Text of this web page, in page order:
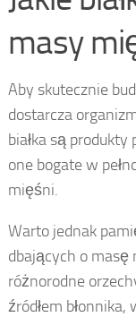
masy
Aby skutecznie
dostarcza
białka są
one bogate w
mięśni.
Warto jednak
dbających o masę
różnorodne
źródłem